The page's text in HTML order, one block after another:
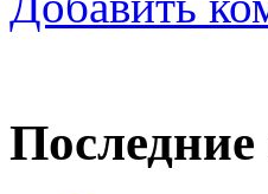
Последние